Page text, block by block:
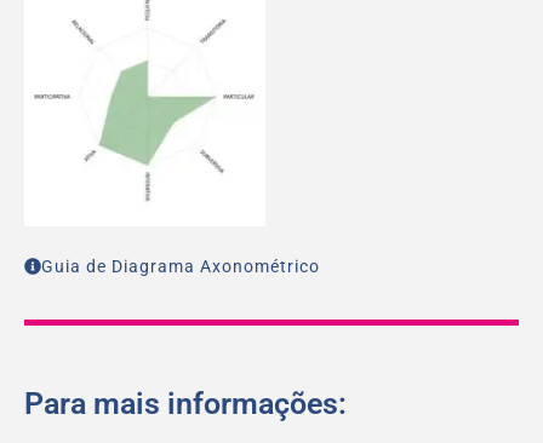
Guia de Diagrama Axonométrico
Para mais informações: